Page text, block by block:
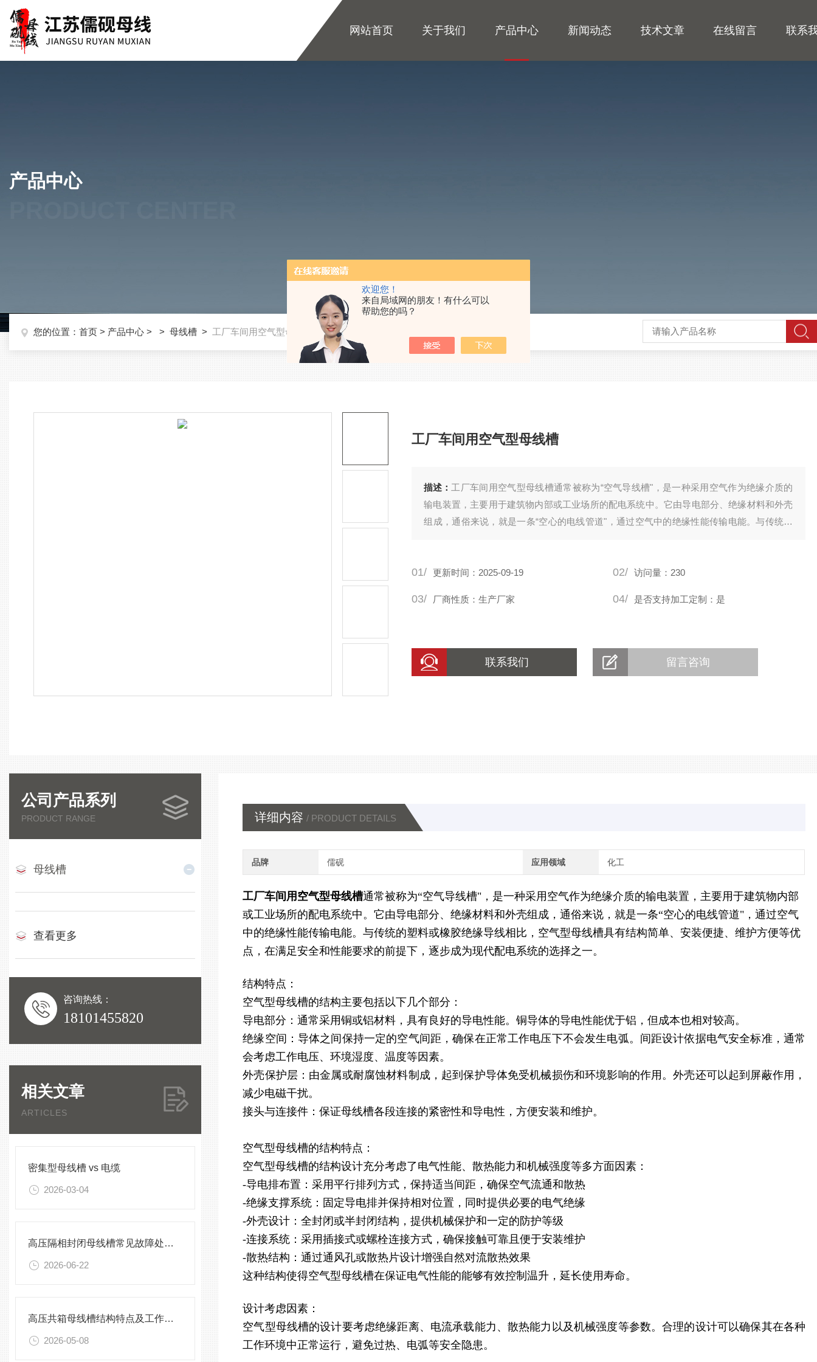
欢迎您！
来自局域网的朋友！有什么可以
帮助您的吗？
网站首页 关于我们 产品中心 新闻动态 技术文章 在线留言 联系
产品中心
您的位置： 首页 > 产品中心 > > 母线槽 > 工厂车间用空气型母线槽
工厂车间用空气型母线槽
描述： 工厂车间用空气型母线槽通常被称为“空气导线槽"，是一种采用空气作为绝缘介质的
输电装置，主要用于建筑物内部或工业场所的配电系统中。它由导电部分、绝缘材料和外壳
组成，通俗来说，就是一条“空心的电线管道"，通过空气中的绝缘性能传输电能。与传统的
01/ 更新时间：2025-09-19 02/ 访问量：230
03/ 厂商性质：生产厂家 04/ 是否支持加工定制：是
联系我们 留言咨询
公司产品系列
PRODUCT RANGE
母线槽
查看更多
咨询热线：
18101455820
相关文章
ARTICLES
密集型母线槽 vs 电缆
2026-03-04
高压隔相封闭母线槽常见故障处理方案
2026-06-22
高压共箱母线槽结构特点及工作原理
2026-05-08
详细内容 / PRODUCT DETAILS
品牌 儒砚 应用领域 化工
工厂车间用空气型母线槽通常被称为“空气导线槽"，是一种采用空气作为绝缘介质的输电装置，主要用于建筑物内部
或工业场所的配电系统中。它由导电部分、绝缘材料和外壳组成，通俗来说，就是一条“空心的电线管道"，通过空气
中的绝缘性能传输电能。与传统的塑料或橡胶绝缘导线相比，空气型母线槽具有结构简单、安装便捷、维护方便等优
点，在满足安全和性能要求的前提下，逐步成为现代配电系统的选择之一。
结构特点：
空气型母线槽的结构主要包括以下几个部分：
导电部分：通常采用铜或铝材料，具有良好的导电性能。铜导体的导电性能优于铝，但成本也相对较高。
绝缘空间：导体之间保持一定的空气间距，确保在正常工作电压下不会发生电弧。间距设计依据电气安全标准，通常
会考虑工作电压、环境湿度、温度等因素。
外壳保护层：由金属或耐腐蚀材料制成，起到保护导体免受机械损伤和环境影响的作用。外壳还可以起到屏蔽作用，
减少电磁干扰。
接头与连接件：保证母线槽各段连接的紧密性和导电性，方便安装和维护。
空气型母线槽的结构特点：
空气型母线槽的结构设计充分考虑了电气性能、散热能力和机械强度等多方面因素：
-导电排布置：采用平行排列方式，保持适当间距，确保空气流通和散热
-绝缘支撑系统：固定导电排并保持相对位置，同时提供必要的电气绝缘
-外壳设计：全封闭或半封闭结构，提供机械保护和一定的防护等级
-连接系统：采用插接式或螺栓连接方式，确保接触可靠且便于安装维护
-散热结构：通过通风孔或散热片设计增强自然对流散热效果
这种结构使得空气型母线槽在保证电气性能的能够有效控制温升，延长使用寿命。
设计考虑因素：
空气型母线槽的设计要考虑绝缘距离、电流承载能力、散热能力以及机械强度等参数。合理的设计可以确保其在各种
工作环境中正常运行，避免过热、电弧等安全隐患。